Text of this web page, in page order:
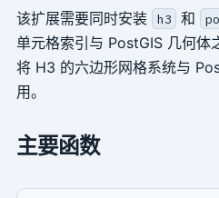
该扩展需要同时安装 h3 和
单元格索引与 PostGIS 几何体
将 H3 的六边形网格系统与
用。
主要函数